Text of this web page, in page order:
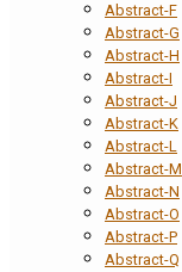
Abstract-F
Abstract-G
Abstract-H
Abstract-I
Abstract-J
Abstract-K
Abstract-L
Abstract-M
Abstract-N
Abstract-O
Abstract-P
Abstract-Q